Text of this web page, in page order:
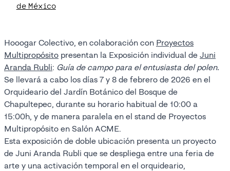
de México
Hooogar Colectivo, en colaboración con Proyectos
Multipropósito presentan la Exposición individual de Juni
Aranda Rubli: Guía de campo para el entusiasta del polen.
Se llevará a cabo los días 7 y 8 de febrero de 2026 en el
Orquideario del Jardín Botánico del Bosque de
Chapultepec, durante su horario habitual de 10:00 a
15:00h, y de manera paralela en el stand de Proyectos
Multipropósito en Salón ACME.
Esta exposición de doble ubicación presenta un proyecto
de Juni Aranda Rubli que se despliega entre una feria de
arte y una activación temporal en el orquideario,